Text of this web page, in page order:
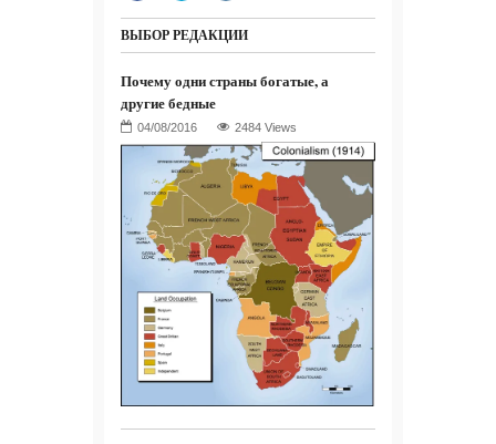
ВЫБОР РЕДАКЦИИ
Почему одни страны богатые, а
другие бедные
2484 Views